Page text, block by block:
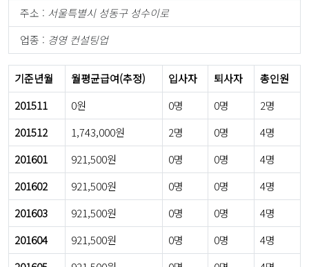
주소 : 서울특별시 성동구 성수이로
업종 : 경영 컨설팅업
기준년월 월평균급여(추정) 입사자 퇴사자
총인원
201511
0원 0명 0명
2명
201512
1,743,000원 2명 0명
4명
201601
921,500원 0명 0명
4명
201602
921,500원 0명 0명
4명
201603
921,500원 0명 0명
4명
201604
921,500원 0명 0명
4명